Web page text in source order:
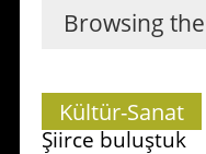
Browsing the
Kültür-Sanat
Şiirce buluştuk